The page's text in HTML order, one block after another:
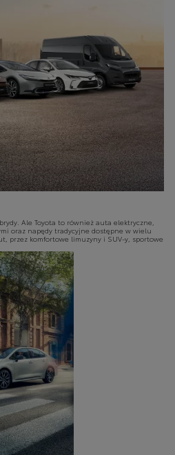
Ale Toyota to również auta elektryczne,
oraz napędy tradycyjne dostępne w wielu
przez komfortowe limuzyny i SUV-y, sportowe